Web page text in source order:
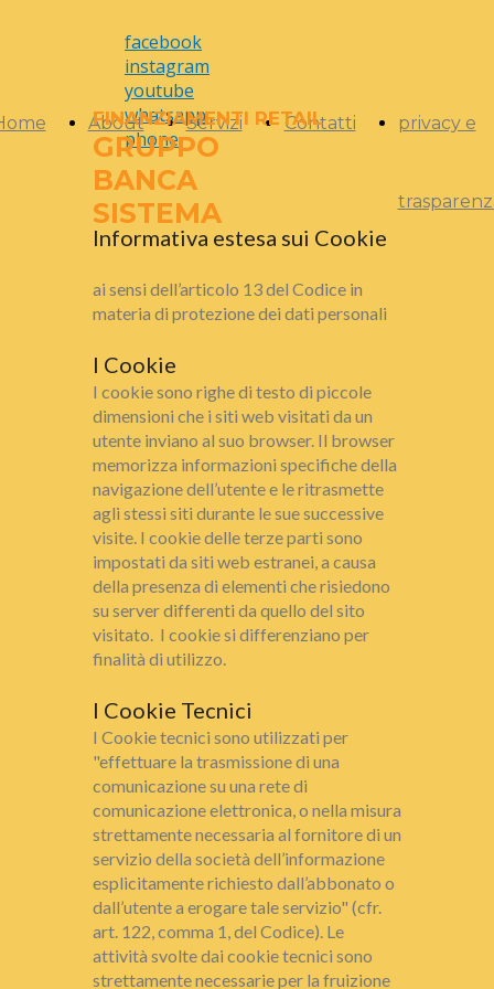
facebook
instagram
youtube
whatsapp
phone
FINANZIAMENTI RETAIL
GRUPPO
BANCA
SISTEMA
About Servizi Contatti privacy e
Informativa estesa sui Cookie
ai sensi dell’articolo 13 del Codice in
materia di protezione dei dati personali
I Cookie
I cookie sono righe di testo di piccole
dimensioni che i siti web visitati da un
utente inviano al suo browser. Il browser
memorizza informazioni specifiche della
navigazione dell’utente e le ritrasmette
agli stessi siti durante le sue successive
visite. I cookie delle terze parti sono
impostati da siti web estranei, a causa
della presenza di elementi che risiedono
su server differenti da quello del sito
visitato. I cookie si differenziano per
finalità di utilizzo.
I Cookie Tecnici
I Cookie tecnici sono utilizzati per
"effettuare la trasmissione di una
comunicazione su una rete di
comunicazione elettronica, o nella misura
strettamente necessaria al fornitore di un
servizio della società dell’informazione
esplicitamente richiesto dall’abbonato o
dall’utente a erogare tale servizio" (cfr.
art. 122, comma 1, del Codice). Le
attività svolte dai cookie tecnici sono
strettamente necessarie per la fruizione